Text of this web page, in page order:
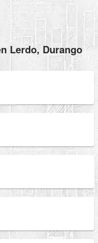
Lerdo, Durango